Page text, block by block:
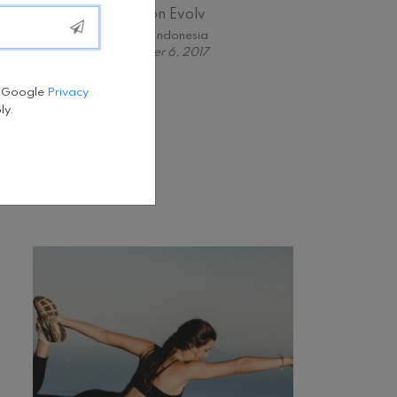
Omron Evolv
Fabfit Indonesia
October 6, 2017
Google Privacy